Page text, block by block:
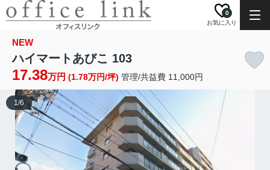
お気に入り
0
NEW
ハイマートあびこ 103
17.38万円 (1.78万円/坪) 管理/共益費 11,000円
1/6